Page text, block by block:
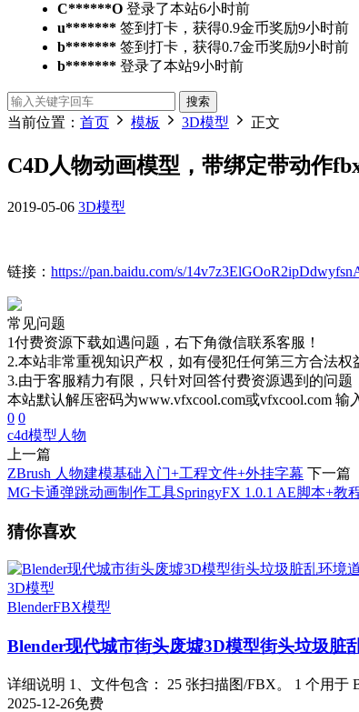
C******O 登录了本站6小时前
u******* 签到打卡，获得0.9金币奖励9小时前
b******* 签到打卡，获得0.7金币奖励9小时前
b******* 登录了本站9小时前
搜索
当前位置： 首页 模板 3D模型 正文
C4D人物动画模型，带绑定带动作
2019-05-06 3D模型
链接： https://pan.baidu.com/s/
常见问题
1付费资源下载如遇问题，右下角微信联系客服！
2.本站非常重视知识产权，如有侵犯任何第三方合法权
3.由于客服精力有限，只针对回答付费资源遇到的问
本站默认解压密码为www.vfxcool.com或vfxcool.com 输
0 0
c4d模型 人物
上一篇
ZBrush 人物建模基础入门+工程文件+外挂字幕 下一篇
MG卡通弹跳动画制作工具SpringyFX 1.0.1 AE脚本+教
猜你喜欢
3D模型
BlenderFBX模型
Blender现代城市街头废墟3D模型街头垃圾脏
详细说明 1、文件包含： 25 张扫描图/FBX。 1 个用于
2025-12-26免费